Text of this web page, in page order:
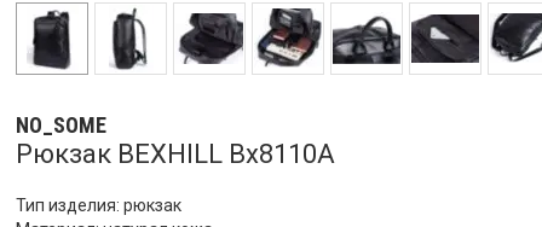
NO_SOME
Рюкзак BEXHILL Bx8110A
Тип изделия: рюкзак